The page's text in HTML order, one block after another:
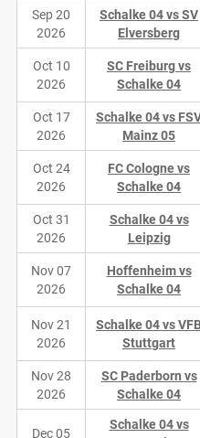
Sep 20
2026
Schalke 04 vs SV
Elversberg
Oct 10
2026
SC Freiburg vs
Schalke 04
Oct 17
2026
Schalke 04 vs
Mainz 05
Oct 24
2026
FC Cologne vs
Schalke 04
Oct 31
2026
Schalke 04 vs
Leipzig
Nov 07
2026
Hoffenheim vs
Schalke 04
Nov 21
2026
Schalke 04 vs
Stuttgart
Nov 28
2026
SC Paderborn vs
Schalke 04
Dec 05
Schalke 04 vs